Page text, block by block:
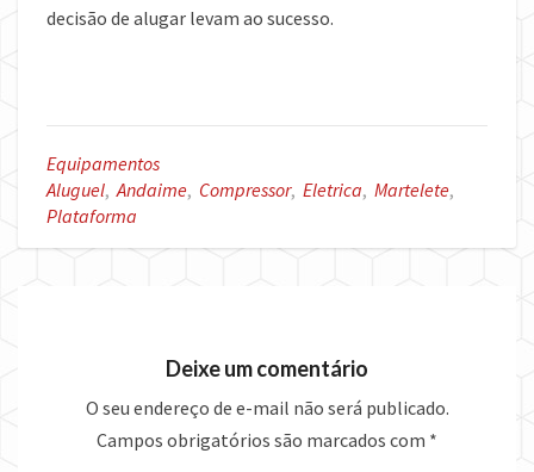
decisão de alugar levam ao sucesso.
Equipamentos
Aluguel,Andaime, Compressor, Eletrica, Martelete,
Plataforma
Deixe um comentário
O seu endereço de e-mail não será publicado.
Campos obrigatórios são marcados com *